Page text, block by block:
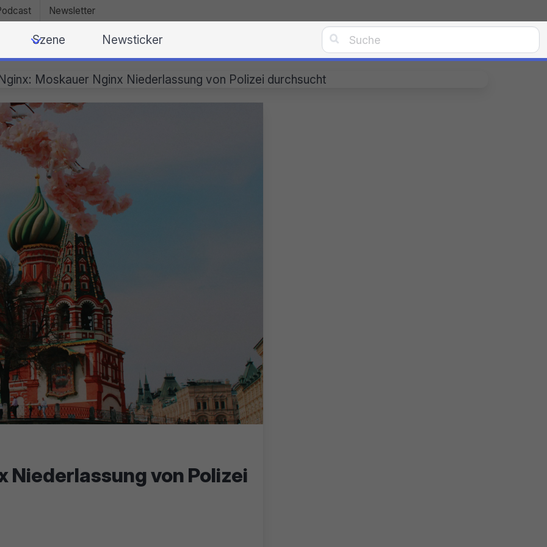
Newsletter
Szene Newsticker 
Moskauer Nginx Niederlassung von Polizei durchsucht
Niederlassung von Polizei